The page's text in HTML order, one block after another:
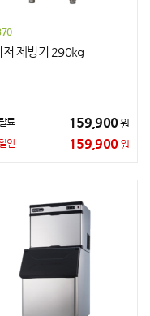
저 제빙기 290kg
료 159,900원
인 159,900원